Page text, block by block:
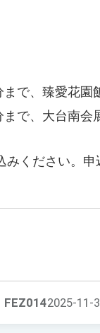
で、臻愛花園
で、大台南会
みください。
FEZ0142025-11-